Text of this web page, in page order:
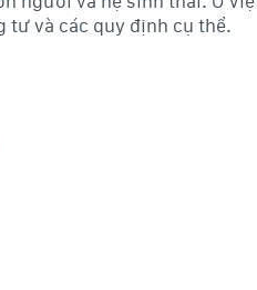
tư và các quy định cụ thể.